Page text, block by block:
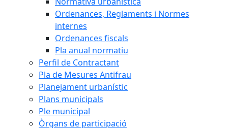
Ordenances, Reglaments i Normes
internes
Ordenances fiscals
Pla anual normatiu
Perfil de Contractant
Pla de Mesures Antifrau
Planejament urbanístic
Plans municipals
Ple municipal
Òrgans de participació